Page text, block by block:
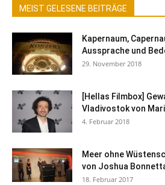
MEIST GELESENE BEITRÄGE
Kapernaum,
Aussprache und
29. November 2018
[Hellas Filmbox]
Vladivostok von
4. Februar 2018
Meer ohne
von Joshua
18. Februar 2017